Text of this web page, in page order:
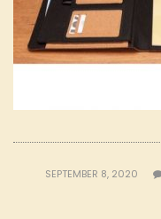
SEPTEMBER 8, 2020